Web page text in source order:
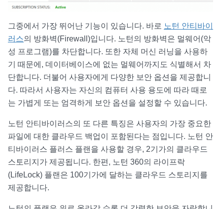
그중에서 가장 뛰어난 기능이 있습니다. 바로 노턴 안티바이
러스의 방화벽(Firewall)입니다. 노턴의 방화벽은 멀웨어(악
성 프로그램)를 차단합니다. 또한 자체 머신 러닝을 사용하
기 때문에, 데이터베이스에 없는 멀웨어까지도 식별해서 차
단합니다. 더불어 사용자에게 다양한 보안 옵션을 제공합니
다. 따라서 사용자는 자신의 컴퓨터 사용 용도에 따라 때로
는 가볍게 또는 엄격하게 보안 옵션을 설정할 수 있습니다.
노턴 안티바이러스의 또 다른 특징은 사용자의 가장 중요한
파일에 대한 클라우드 백업이 포함된다는 점입니다. 노턴 안
티바이러스 플러스 플랜을 사용할 경우, 2기가의 클라우드
스토리지가 제공됩니다. 한편, 노턴 360의 라이프락
(LifeLock) 플랜은 100기가에 달하는 클라우드 스토리지를
제공합니다.